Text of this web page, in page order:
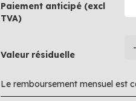
Paiement anticipé (excl
TVA)
Valeur résiduelle
Le remboursement mensuel est